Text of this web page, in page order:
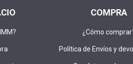
COMPRA
¿Cómo
Política de Envíos y